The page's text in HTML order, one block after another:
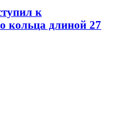
к
кольца длиной 27